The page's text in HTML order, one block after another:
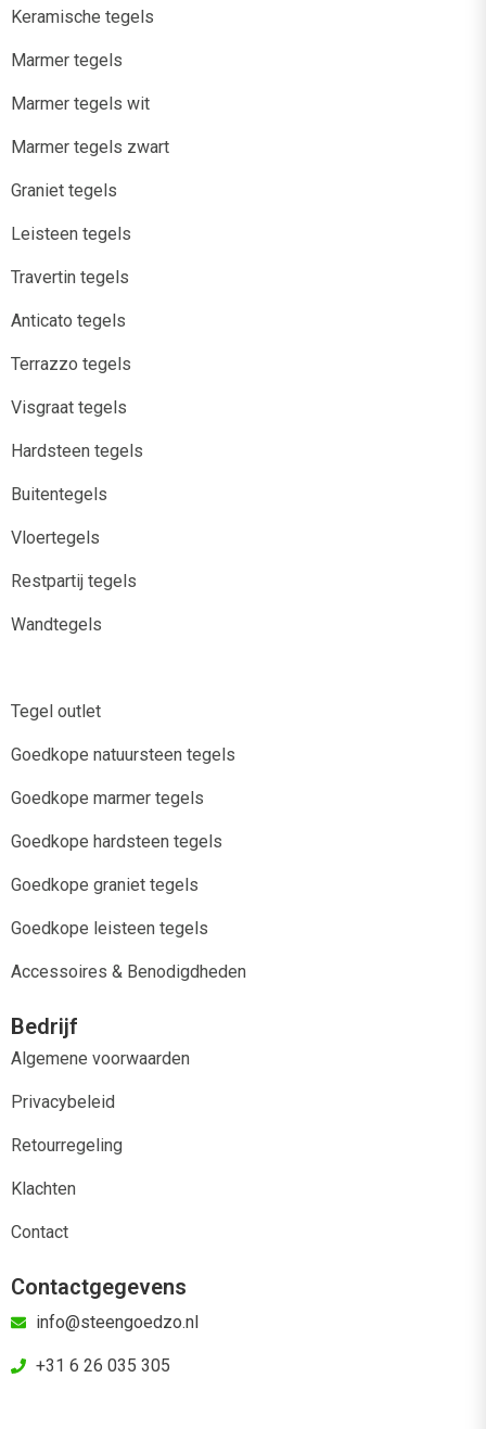
Keramische tegels
Marmer tegels
Marmer tegels wit
Marmer tegels zwart
Graniet tegels
Leisteen tegels
Travertin tegels
Anticato tegels
Terrazzo tegels
Visgraat tegels
Hardsteen tegels
Buitentegels
Vloertegels
Restpartij tegels
Wandtegels
Tegel outlet
Goedkope natuursteen tegels
Goedkope marmer tegels
Goedkope hardsteen tegels
Goedkope graniet tegels
Goedkope leisteen tegels
Accessoires & Benodigdheden
Bedrijf
Algemene voorwaarden
Privacybeleid
Retourregeling
Klachten
Contact
Contactgegevens
info@steengoedzo.nl
+31 6 26 035 305